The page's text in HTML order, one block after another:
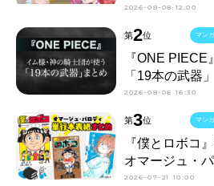
2026-08-08 12:00
第2位
『ONE
「19本の武器
2026-08-06 16:30
マン
第3位
『僕とロボコ
オマージュ・
2026-07-21 10:00
マン